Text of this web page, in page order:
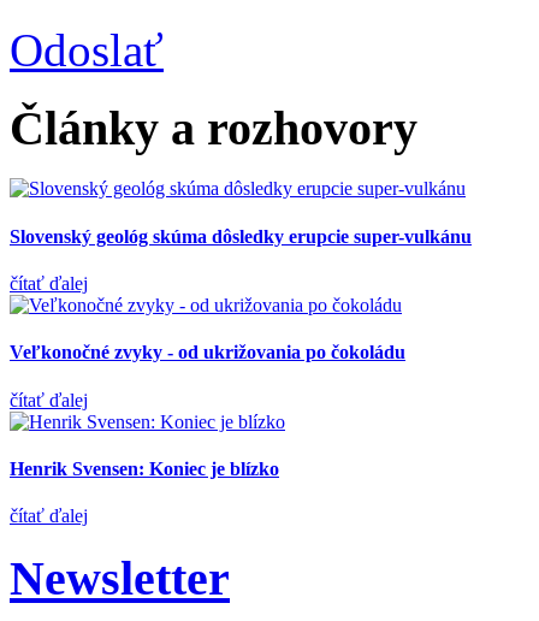
Odoslať
Články a rozhovory
Slovenský geológ skúma dôsledky erupcie super-vulkánu
čítať ďalej
Veľkonočné zvyky - od ukrižovania po čokoládu
čítať ďalej
Henrik Svensen: Koniec je blízko
čítať ďalej
Newsletter